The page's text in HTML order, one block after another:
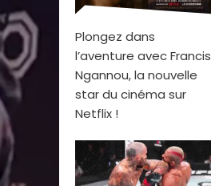
Plongez dans
l’aventure avec Francis
Ngannou, la nouvelle
star du cinéma sur
Netflix !